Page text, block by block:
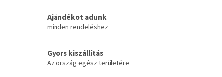
Ajándékot adunk
minden rendeléshez
Gyors kiszállítás
Az ország egész területére